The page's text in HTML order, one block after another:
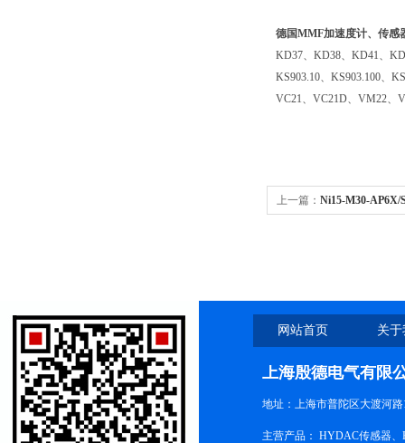
德国MMF加速度计、传感
KD37、KD38、KD41、
KS903.10、KS903.100、
VC21、VC21D、VM22、
上一篇： Ni15-M30-AP6X/
网站首页 关
上海殷德电气有限
地址：上海市普陀区大渡河路
主营产品： HYDAC传感器、